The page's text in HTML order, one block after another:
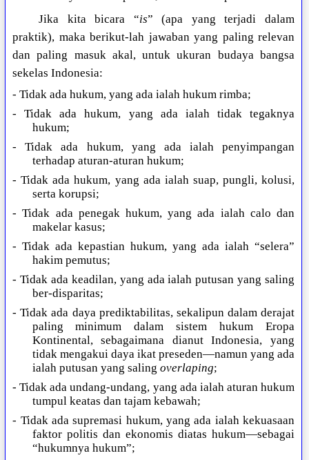
Jika kita bicara “is” (apa yang terjadi dalam
praktik), maka berikut-lah jawaban yang paling relevan
dan paling masuk akal, untuk ukuran budaya bangsa
sekelas Indonesia:
- Tidak ada hukum, yang ada ialah hukum rimba;
- Tidak ada hukum, yang ada ialah tidak tegaknya
hukum;
- Tidak ada hukum, yang ada ialah penyimpangan
terhadap aturan-aturan hukum;
- Tidak ada hukum, yang ada ialah suap, pungli, kolusi,
serta korupsi;
- Tidak ada penegak hukum, yang ada ialah calo dan
makelar kasus;
- Tidak ada kepastian hukum, yang ada ialah “selera”
hakim pemutus;
- Tidak ada keadilan, yang ada ialah putusan yang saling
ber-disparitas;
- Tidak ada daya prediktabilitas, sekalipun dalam derajat
paling minimum dalam sistem hukum Eropa
Kontinental, sebagaimana dianut Indonesia, yang
tidak mengakui daya ikat preseden—namun yang ada
ialah putusan yang saling overlaping;
- Tidak ada undang-undang, yang ada ialah aturan hukum
tumpul keatas dan tajam kebawah;
- Tidak ada supremasi hukum, yang ada ialah kekuasaan
faktor politis dan ekonomis diatas hukum—sebagai
“hukumnya hukum”;